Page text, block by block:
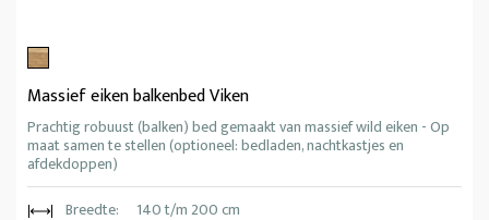
Massief eiken balkenbed Viken
Prachtig robuust (balken) bed gemaakt van massief wild eiken - Op
maat samen te stellen (optioneel: bedladen, nachtkastjes en
afdekdoppen)
Breedte:
140 t/m 200 cm